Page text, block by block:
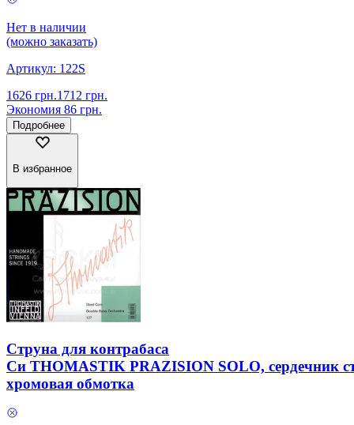
Нет в наличии
(можно заказать)
Артикул: 122S
1626 грн.1712 грн.
Экономия 86 грн.
Подробнее
В избранное
Струна для контрабаса
Си THOMASTIK PRAZISION SOLO, сердечник
хромовая обмотка